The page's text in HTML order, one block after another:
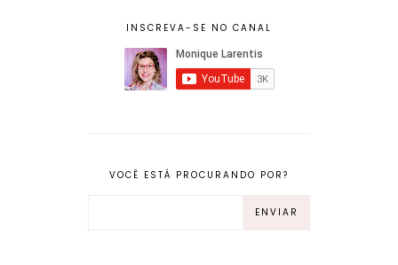
INSCREVA-SE NO CANAL
VOCÊ ESTÁ PROCURANDO POR?